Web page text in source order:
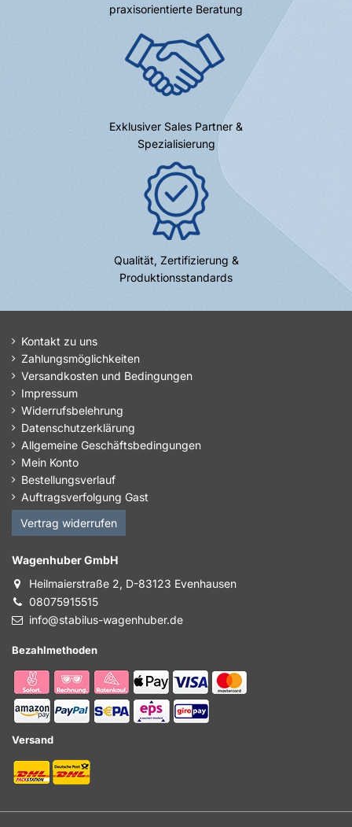
praxisorientierte Beratung
Exklusiver Sales Partner &
Spezialisierung
Qualität, Zertifizierung &
Produktionsstandards
Kontakt zu uns
Zahlungsmöglichkeiten
Versandkosten und Bedingungen
Impressum
Widerrufsbelehrung
Datenschutzerklärung
Allgemeine Geschäftsbedingungen
Mein Konto
Bestellungsverlauf
Auftragsverfolgung Gast
Vertrag widerrufen
Wagenhuber GmbH
Heilmaierstraße 2, D-83123 Evenhausen
08075915515
info@stabilus-wagenhuber.de
Bezahlmethoden
Versand